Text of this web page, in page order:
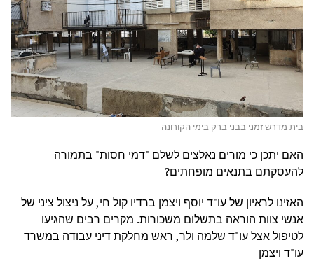
בית מדרש זמני בבני ברק בימי הקורונה
האם יתכן כי מורים נאלצים לשלם "דמי חסות" בתמורה
להעסקתם בתנאים מופחתים?
האזינו לראיון של עו"ד יוסף ויצמן ברדיו קול חי, על ניצול ציני של
אנשי צוות הוראה בתשלום משכורות. מקרים רבים שהגיעו
לטיפול אצל עו"ד שלמה ולר, ראש מחלקת דיני עבודה במשרד
עו"ד ויצמן